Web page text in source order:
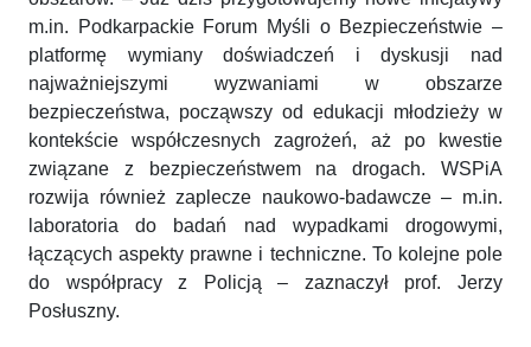
m.in. Podkarpackie Forum Myśli o Bezpieczeństwie –
platformę wymiany doświadczeń i dyskusji nad
najważniejszymi wyzwaniami w obszarze
bezpieczeństwa, począwszy od edukacji młodzieży w
kontekście współczesnych zagrożeń, aż po kwestie
związane z bezpieczeństwem na drogach. WSPiA
rozwija również zaplecze naukowo-badawcze – m.in.
laboratoria do badań nad wypadkami drogowymi,
łączących aspekty prawne i techniczne. To kolejne pole
do współpracy z Policją – zaznaczył prof. Jerzy
Posłuszny.